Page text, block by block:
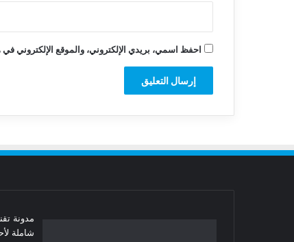
احفظ اسمي، بريدي الإلكتروني، والموقع الإلكتروني
شاملة